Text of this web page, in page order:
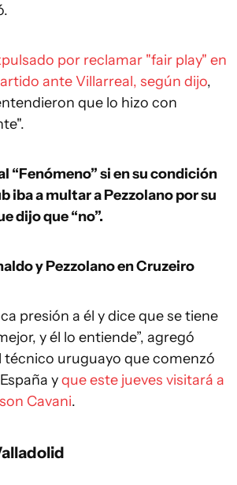
por reclamar "fair play" en
ante Villarreal, según dijo,
que lo hizo con
“Fenómeno” si en su condición
iba a multar a Pezzolano por su
dijo que “no”.
y Pezzolano en Cruzeiro
presión a él y dice que se tiene
y él lo entiende”, agregó
técnico uruguayo que comenzó
yque este jueves visitará a
Cavani.